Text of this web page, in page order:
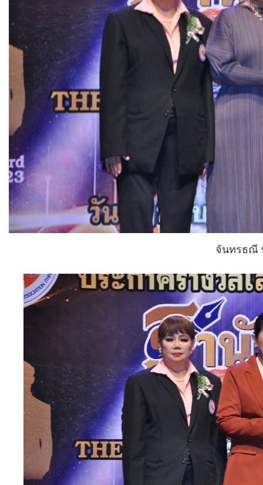
จันทรธณี